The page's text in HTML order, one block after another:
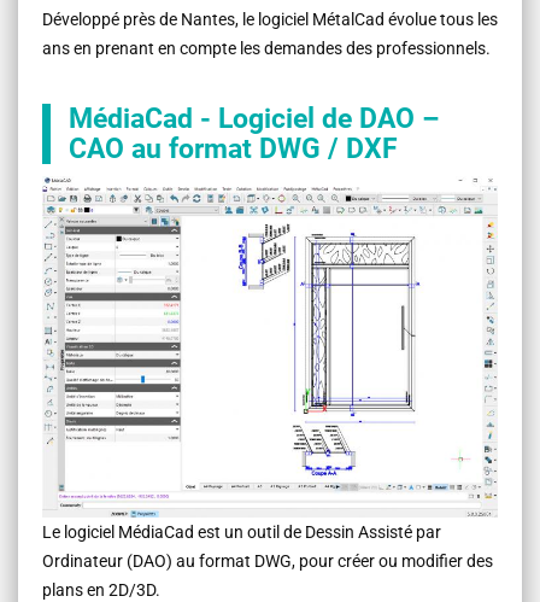
Développé près de Nantes, le logiciel MétalCad évolue tous les
ans en prenant en compte les demandes des professionnels.
MédiaCad - Logiciel de DAO –
CAO au format DWG / DXF
Le logiciel MédiaCad est un outil de Dessin Assisté par
Ordinateur (DAO) au format DWG, pour créer ou modifier des
plans en 2D/3D.